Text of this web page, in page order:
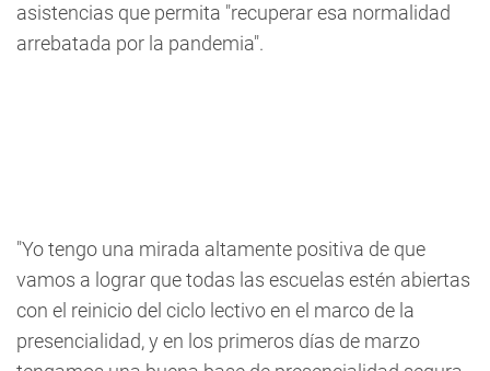
asistencias que permita "recuperar esa normalidad
arrebatada por la pandemia".
"Yo tengo una mirada altamente positiva de que
vamos a lograr que todas las escuelas estén abiertas
con el reinicio del ciclo lectivo en el marco de la
presencialidad, y en los primeros días de marzo